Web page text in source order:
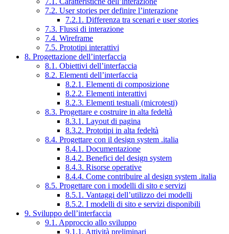
7.2. User stories per definire l’interazione
7.2.1. Differenza tra scenari e user stories
7.3. Flussi di interazione
7.4. Wireframe
7.5. Prototipi interattivi
8. Progettazione dell’interfaccia
8.1. Obiettivi dell’interfaccia
8.2. Elementi dell’interfaccia
8.2.1. Elementi di composizione
8.2.2. Elementi interattivi
8.2.3. Elementi testuali (microtesti)
8.3. Progettare e costruire in alta fedeltà
8.3.1. Layout di pagina
8.3.2. Prototipi in alta fedeltà
8.4. Progettare con il design system .italia
8.4.1. Documentazione
8.4.2. Benefici del design system
8.4.3. Risorse operative
8.4.4. Come contribuire al design system .italia
8.5. Progettare con i modelli di sito e servizi
8.5.1. Vantaggi dell’utilizzo dei modelli
8.5.2. I modelli di sito e servizi disponibili
9. Sviluppo dell’interfaccia
9.1. Approccio allo sviluppo
9.1.1. Attività preliminari